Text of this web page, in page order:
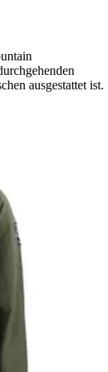
ausgestattet ist.